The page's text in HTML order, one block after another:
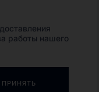
работы нашего
ПРИНЯТЬ